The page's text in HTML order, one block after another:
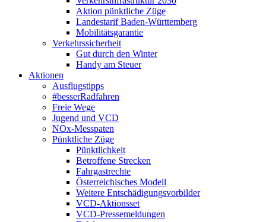
Aktion pünktliche Züge
Landestarif Baden-Württemberg
Mobilitätsgarantie
Verkehrssicherheit
Gut durch den Winter
Handy am Steuer
Aktionen
Ausflugstipps
#besserRadfahren
Freie Wege
Jugend und VCD
NOx-Messpaten
Pünktliche Züge
Pünktlichkeit
Betroffene Strecken
Fahrgastrechte
Österreichisches Modell
Weitere Entschädigungsvorbilder
VCD-Aktionsset
VCD-Pressemeldungen